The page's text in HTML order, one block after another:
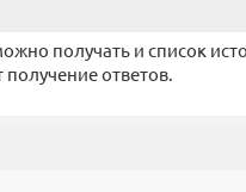
получать и список
ответов.